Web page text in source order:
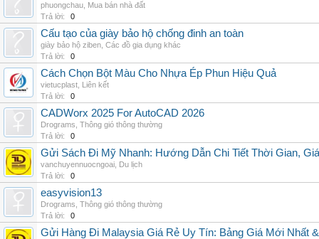
phuongchau Mua bán nhà đất
Trả lời:
0
Cấu tạo của giày bảo hộ chống đinh an toàn
giày bảo hộ ziben Các đồ gia dụng khác
Trả lời:
0
Cách Chọn Bột Màu Cho Nhựa Ép Phun Hiệu Quả
vietucplast Liên kết
Trả lời:
0
CADWorx 2025 For AutoCAD 2026
Drograms Thông gió thông thường
Trả lời:
0
Gửi Sách Đi Mỹ Nhanh: Hướng Dẫn Chi Tiết Thời Gian,
vanchuyennuocngoai Du lịch
Trả lời:
0
easyvision13
Drograms Thông gió thông thường
Trả lời:
0
Gửi Hàng Đi Malaysia Giá Rẻ Uy Tín: Bảng Giá Mới Nhất